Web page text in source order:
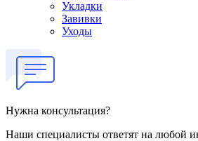
Укладки
Завивки
Уходы
Нужна консультация?
Наши специалисты ответят на любой